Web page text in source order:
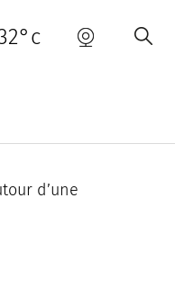
d’une